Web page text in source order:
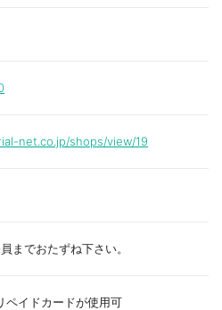
net.co.jp/shops/view/19
までおたずね下さい。
ペイドカードが使用可